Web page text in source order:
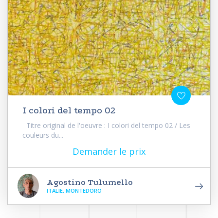
I colori del tempo 02
Titre original de l'oeuvre : I colori del tempo 02 / Les
couleurs du...
Demander le prix
Agostino Tulumello
ITALIE, MONTEDORO